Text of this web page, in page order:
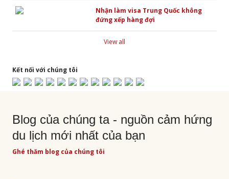
Nhận làm visa Trung Quốc không
đứng xếp hàng đợi
View all
Kết nối với chúng tôi
Blog của chúng ta - nguồn cảm hứng
du lịch mới nhất của bạn
Ghé thăm blog của chúng tôi